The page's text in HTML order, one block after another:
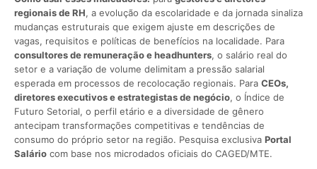
regionais de RH, a evolução da escolaridade e da jornada sinaliza
mudanças estruturais que exigem ajuste em descrições de
vagas, requisitos e políticas de benefícios na localidade. Para
consultores de remuneração e headhunters, o salário real do
setor e a variação de volume delimitam a pressão salarial
esperada em processos de recolocação regionais. Para CEOs,
diretores executivos e estrategistas de negócio, o Índice de
Futuro Setorial, o perfil etário e a diversidade de gênero
antecipam transformações competitivas e tendências de
consumo do próprio setor na região. Pesquisa exclusiva Portal
Salário com base nos microdados oficiais do CAGED/MTE.